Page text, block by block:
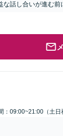
話し合いが進む前
：09:00~21:00（土日